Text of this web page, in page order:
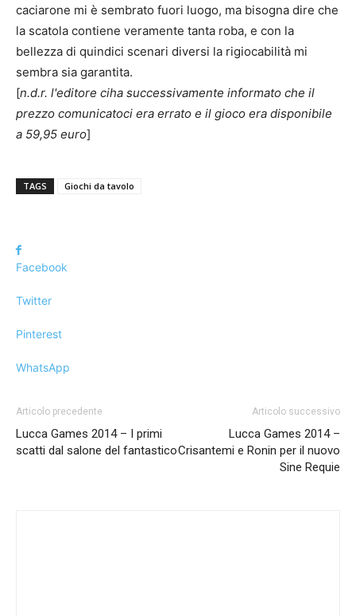
caciarone mi è sembrato fuori luogo, ma bisogna dire che
la scatola contiene veramente tanta roba, e con la
bellezza di quindici scenari diversi la rigiocabilità mi
sembra sia garantita.
[n.d.r. l'editore ciha successivamente informato che il
prezzo comunicatoci era errato e il gioco era disponibile
a 59,95 euro]
TAGS Giochi da tavolo
Facebook
Twitter
Pinterest
WhatsApp
Articolo precedente
Lucca Games 2014 – I primi
scatti dal salone del fantastico
Articolo successivo
Lucca Games 2014 –
Crisantemi e Ronin per il nuovo
Sine Requie